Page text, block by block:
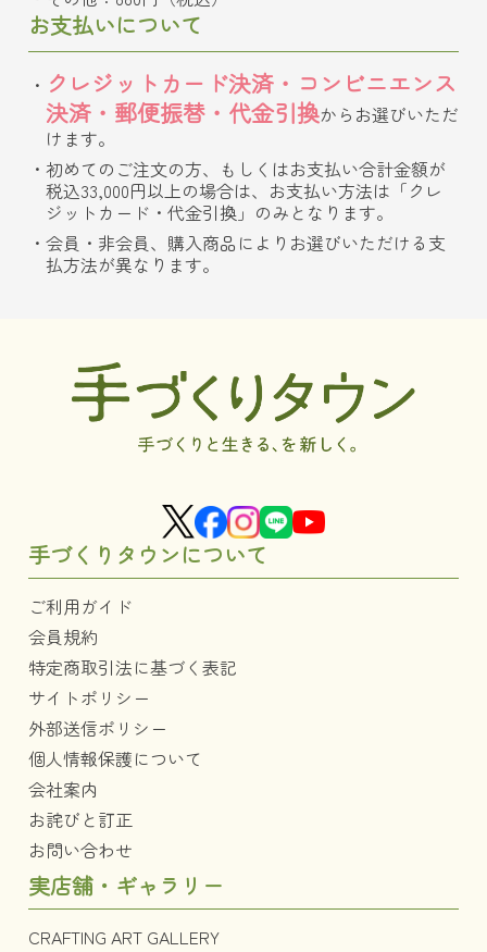
お支払いについて
クレジットカード決済・コンビニエンス
決済・郵便振替・代金引換からお選びいただ
けます。
初めてのご注文の方、もしくはお支払い合計金額が
税込33,000円以上の場合は、お支払い方法は「クレ
ジットカード・代金引換」のみとなります。
会員・非会員、購入商品によりお選びいただける支
払方法が異なります。
手づくりタウンについて
ご利用ガイド
会員規約
特定商取引法に基づく表記
サイトポリシー
外部送信ポリシー
個人情報保護について
会社案内
お詫びと訂正
お問い合わせ
実店舗・ギャラリー
CRAFTING ART GALLERY